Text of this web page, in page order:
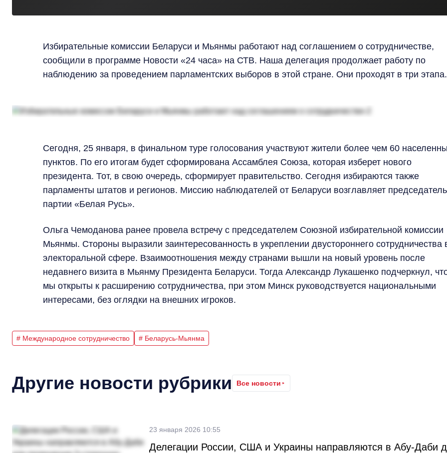
Избирательные комиссии Беларуси и Мьянмы работают над соглашением о сотрудничестве,
сообщили в программе Новости «24 часа» на СТВ. Наша делегация продолжает работу по
наблюдению за проведением парламентских выборов в этой стране. Они проходят в три этапа.
Сегодня, 25 января, в финальном туре голосования участвуют жители более чем 60
пунктов. По его итогам будет сформирована Ассамблея Союза, которая изберет нового
президента. Тот, в свою очередь, сформирует правительство. Сегодня избираются также
парламенты штатов и регионов. Миссию наблюдателей от Беларуси возглавляет председатель
партии «Белая Русь».
Ольга Чемоданова ранее провела встречу с председателем Союзной избирательной комиссии
Мьянмы. Стороны выразили заинтересованность в укреплении двустороннего сотрудничества
электоральной сфере. Взаимоотношения между странами вышли на новый уровень после
недавнего визита в Мьянму Президента Беларуси. Тогда Александр Лукашенко подчеркнул,
мы открыты к расширению сотрудничества, при этом Минск руководствуется национальными
интересами, без оглядки на внешних игроков.
# Международное сотрудничество # Беларусь-Мьянма
Другие новости рубрики Все новости
23 января 2026 10:55
Делегации России, США и Украины направляются в Абу-Даби